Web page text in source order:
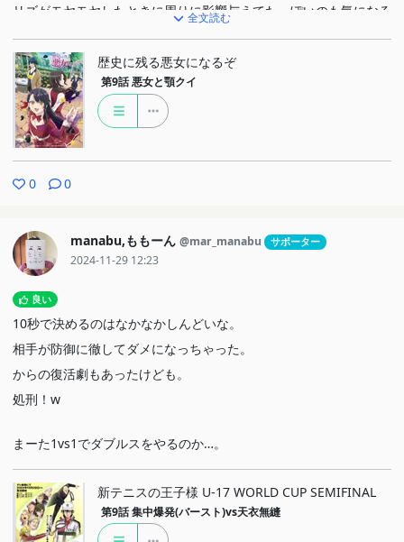
リズがモヤモヤしたときに周りに影響与えてたっぽいのも気になる
ところ。
全文読む
歴史に残る悪女になるぞ
第9話 悪女と顎クイ
0 0
manabu,ももーん @mar_manabu サポーター
2024-11-29 12:23
良い
10秒で決めるのはなかなかしんどいな。
相手が防御に徹してダメになっちゃった。
からの復活劇もあったけども。
処刑！w
まーた1vs1でダブルスをやるのか…。
新テニスの王子様 U-17 WORLD CUP SEMIFINAL
第9話 集中爆発(バースト)vs天衣無縫